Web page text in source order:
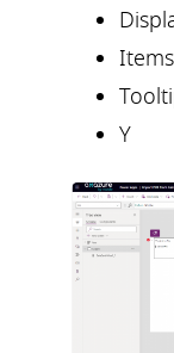
Items
Y